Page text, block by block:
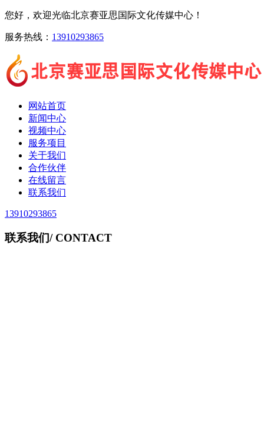
您好，欢迎光临北京赛亚思国际文化传媒中心！
服务热线： 13910293865
网站首页
新闻中心
视频中心
服务项目
关于我们
合作伙伴
在线留言
联系我们
13910293865
联系我们/ CONTACT